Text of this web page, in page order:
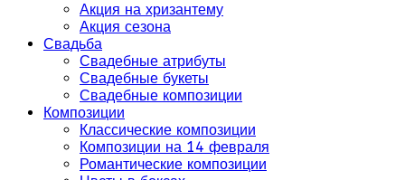
Акция на хризантему
Акция сезона
Свадьба
Свадебные атрибуты
Свадебные букеты
Свадебные композиции
Композиции
Классические композиции
Композиции на 14 февраля
Романтические композиции